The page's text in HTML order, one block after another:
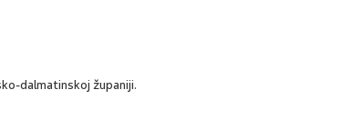
dalmatinskoj županiji.